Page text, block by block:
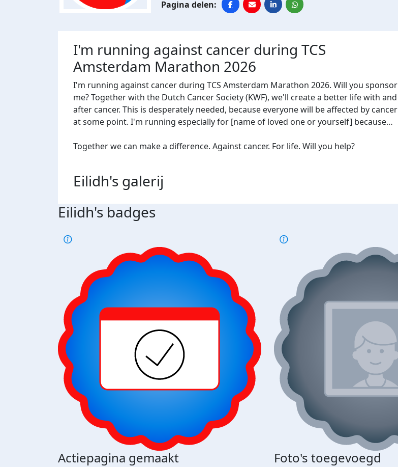
I'm running against cancer during TCS
Amsterdam Marathon 2026
I'm running against cancer during TCS Amsterdam Marathon 2026. Will you sponsor
me? Together with the Dutch Cancer Society (KWF), we'll create a better life with and
after cancer. This is desperately needed, because everyone will be affected by cancer
at some point. I'm running especially for [name of loved one or yourself] because…
Together we can make a difference. Against cancer. For life. Will you help?
Eilidh's galerij
Eilidh's badges
Actiepagina gemaakt Foto's toegevoegd